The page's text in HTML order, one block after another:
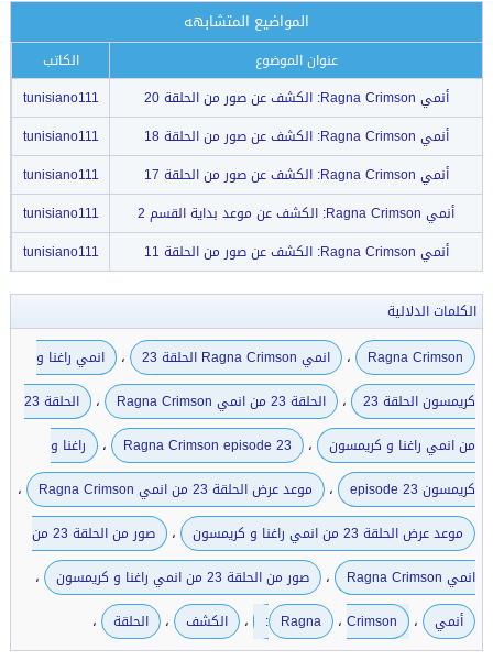
المواضيع المتشابهه
عنوان الموضوع
الكاتب
أنمي Ragna Crimson: الكشف عن صور من الحلقة 20
tunisiano111
أنمي Ragna Crimson: الكشف عن صور من الحلقة 18
tunisiano111
أنمي Ragna Crimson: الكشف عن صور من الحلقة 17
tunisiano111
أنمي Ragna Crimson: الكشف عن موعد بداية القسم 2
tunisiano111
أنمي Ragna Crimson: الكشف عن صور من الحلقة 11
tunisiano111
الكلمات الدلالية
Ragna Crimson
، انمي Ragna Crimson الحلقة 23 ،
انمي راغنا و
كريمسون الحلقة 23
، الحلقة 23 من انمي Ragna Crimson ،
الحلقة 23
من انمي راغنا و كريمسون
، Ragna Crimson episode 23 ،
راغنا و
كريمسون episode 23
، موعد عرض الحلقة 23 من انمي Ragna Crimson ،
موعد عرض الحلقة 23 من انمي راغنا و كريمسون ،
صور من الحلقة 23 من
انمي Ragna Crimson
، صور من الحلقة 23 من انمي راغنا و كريمسون ،
أنمي ، Ragna ، Crimson: ، الكشف ، الحلقة ،